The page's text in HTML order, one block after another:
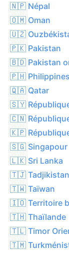
🇳🇵 Népal
🇴🇲 Oman
🇺🇿
🇵🇰 Pakistan
🇧🇩 Pakistan
🇵🇭 Philippines
🇶🇦 Qatar
🇸🇾
🇨🇳
🇰🇵
🇸🇬 Singapour
🇱🇰 Sri Lanka
🇹🇯 Tadjikistan
🇹🇼 Taïwan
🇮🇴 Territoire
🇹🇭 Thaïlande
🇹🇱 Timor
🇹🇲